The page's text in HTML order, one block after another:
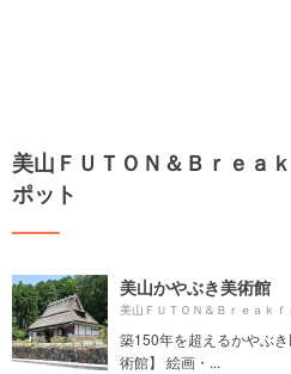
美山ＦＵＴＯＮ＆Ｂｒｅａ
ポット
美山かやぶき美術館
美山ＦＵＴＯＮ＆Ｂｒｅａｋ
築150年を超えるかやぶ
術館】 絵画・...